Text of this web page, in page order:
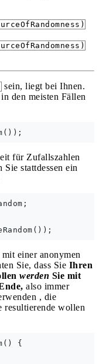
sein, liegt bei Ihnen.
in den meisten Fällen
für Zufallszahlen
stattdessen ein
einer anonymen
Sie, dass Sie Ihren
werden Sie mit
also immer
, die
resultierende wollen
{